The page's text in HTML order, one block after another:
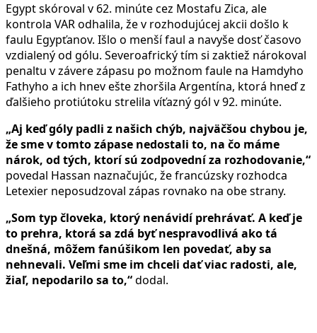
Egypt skóroval v 62. minúte cez Mostafu Zica, ale
kontrola VAR odhalila, že v rozhodujúcej akcii došlo k
faulu Egypťanov. Išlo o menší faul a navyše dosť časovo
vzdialený od gólu. Severoafrický tím si zaktiež nárokoval
penaltu v závere zápasu po možnom faule na Hamdyho
Fathyho a ich hnev ešte zhoršila Argentína, ktorá hneď z
ďalšieho protiútoku strelila víťazný gól v 92. minúte.
„Aj keď góly padli z našich chýb, najväčšou chybou je,
že sme v tomto zápase nedostali to, na čo máme
nárok, od tých, ktorí sú zodpovední za rozhodovanie,“
povedal Hassan naznačujúc, že francúzsky rozhodca
Letexier neposudzoval zápas rovnako na obe strany.
„Som typ človeka, ktorý nenávidí prehrávať. A keď je
to prehra, ktorá sa zdá byť nespravodlivá ako tá
dnešná, môžem fanúšikom len povedať, aby sa
nehnevali. Veľmi sme im chceli dať viac radosti, ale,
žiaľ, nepodarilo sa to,“dodal.